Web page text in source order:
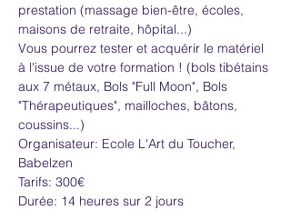
prestation (massage bien-être, écoles,
maisons de retraite, hôpital...)
Vous pourrez tester et acquérir le matériel
à l'issue de votre formation ! (bols tibétains
aux 7 métaux, Bols "Full Moon", Bols
"Thérapeutiques", mailloches, bâtons,
coussins...)
Organisateur: Ecole L'Art du Toucher,
Babelzen
Tarifs: 300€
Durée: 14 heures sur 2 jours